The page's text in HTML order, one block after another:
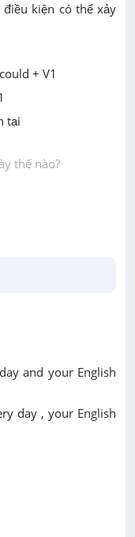
kiện có thể xảy
+ V1
tại
thế nào?
and your English
day , your English